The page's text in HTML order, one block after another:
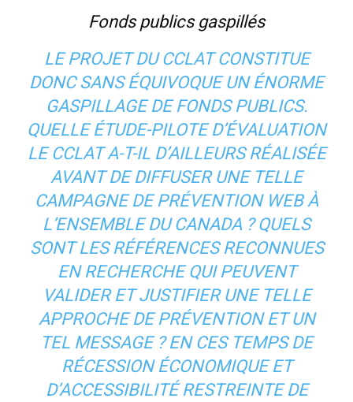
Fonds publics gaspillés
LE PROJET DU CCLAT CONSTITUE
DONC SANS ÉQUIVOQUE UN ÉNORME
GASPILLAGE DE FONDS PUBLICS.
QUELLE ÉTUDE-PILOTE D’ÉVALUATION
LE CCLAT A-T-IL D’AILLEURS RÉALISÉE
AVANT DE DIFFUSER UNE TELLE
CAMPAGNE DE PRÉVENTION WEB À
L’ENSEMBLE DU CANADA ? QUELS
SONT LES RÉFÉRENCES RECONNUES
EN RECHERCHE QUI PEUVENT
VALIDER ET JUSTIFIER UNE TELLE
APPROCHE DE PRÉVENTION ET UN
TEL MESSAGE ? EN CES TEMPS DE
RÉCESSION ÉCONOMIQUE ET
D’ACCESSIBILITÉ RESTREINTE DE